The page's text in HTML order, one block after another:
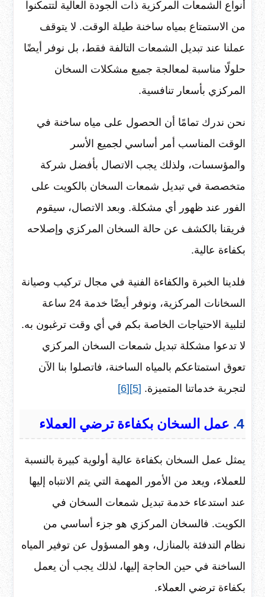
أنواع الشمعات المركزية ذات الجودة العالية لتتمكنوا
من الاستمتاع بمياه ساخنة طيلة الوقت. لا يتوقف
عملنا عند تبديل الشمعات التالفة فقط، بل نوفر أيضًا
حلولًا مناسبة لمعالجة جميع مشكلات السخان
المركزي بأسعار تنافسية.
نحن ندرك تمامًا أن الحصول على مياه ساخنة في
الوقت المناسب أمر أساسي لجميع الأسر
والمؤسسات، ولذلك يجب الاتصال بأفضل شركة
متخصصة في تبديل شمعات السخان بالكويت على
الفور عند ظهور أي مشكلة. وبعد الاتصال، سيقوم
فريقنا بالكشف عن حالة السخان المركزي وإصلاحه
بكفاءة عالية.
فلدينا الخبرة والكفاءة الفنية في مجال تركيب وصيانة
السخانات المركزية، ونوفر أيضًا خدمة 24 ساعة
لتلبية الاحتياجات الخاصة بكم في أي وقت ترغبون به.
لا تدعوا مشكلة تبديل شمعات السخان المركزي
تعوق استمتاعكم بالمياه الساخنة، فاتصلوا بنا الآن
لتجربة خدماتنا المتميزة. [5]
[6]
4. عمل السخان بكفاءة ترضي العملاء
يمثل عمل السخان بكفاءة عالية أولوية كبيرة بالنسبة
للعملاء، ويعد من الأمور المهمة التي يتم الانتباه إليها
عند استدعاء خدمة تبديل شمعات السخان في
الكويت. فالسخان المركزي هو جزء أساسي من
نظام التدفئة بالمنازل، وهو المسؤول عن توفير المياه
الساخنة في حين الحاجة إليها، لذلك يجب أن يعمل
بكفاءة ترضي العملاء.